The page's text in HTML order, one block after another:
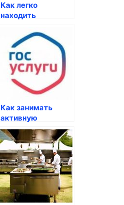
Как легко
находить
своих правах
через Госуслуги
Как занимать
активную
жизненную
позицию через
Госуслуги